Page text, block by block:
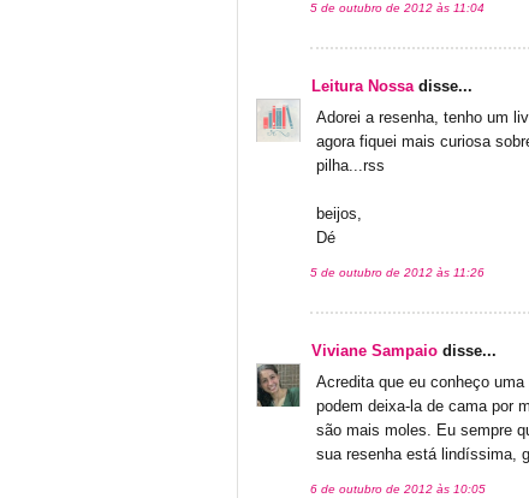
5 de outubro de 2012 às 11:04
Leitura Nossadisse...
Adorei a resenha, tenho um
agora fiquei mais curiosa
pilha...rss
beijos,
Dé
5 de outubro de 2012 às 11:26
Viviane Sampaio disse...
Acredita que eu conheço
podem deixa-la de cama por
são mais moles. Eu sempre
sua resenha está lindíssima,
6 de outubro de 2012 às 10:05